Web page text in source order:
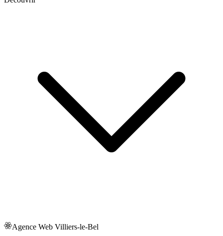
Agence Web Villiers-le-Bel